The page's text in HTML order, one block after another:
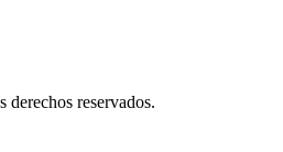
derechos reservados.